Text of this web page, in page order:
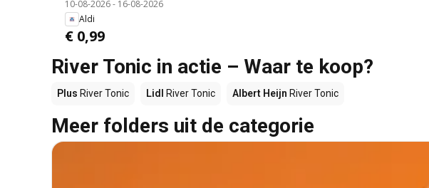
10-08-2026- 16-08-2026
Aldi
€ 0,99
River Tonic in actie – Waar te koop?
Plus River Tonic Lidl River Tonic Albert Heijn River Tonic
Meer folders uit de categorie